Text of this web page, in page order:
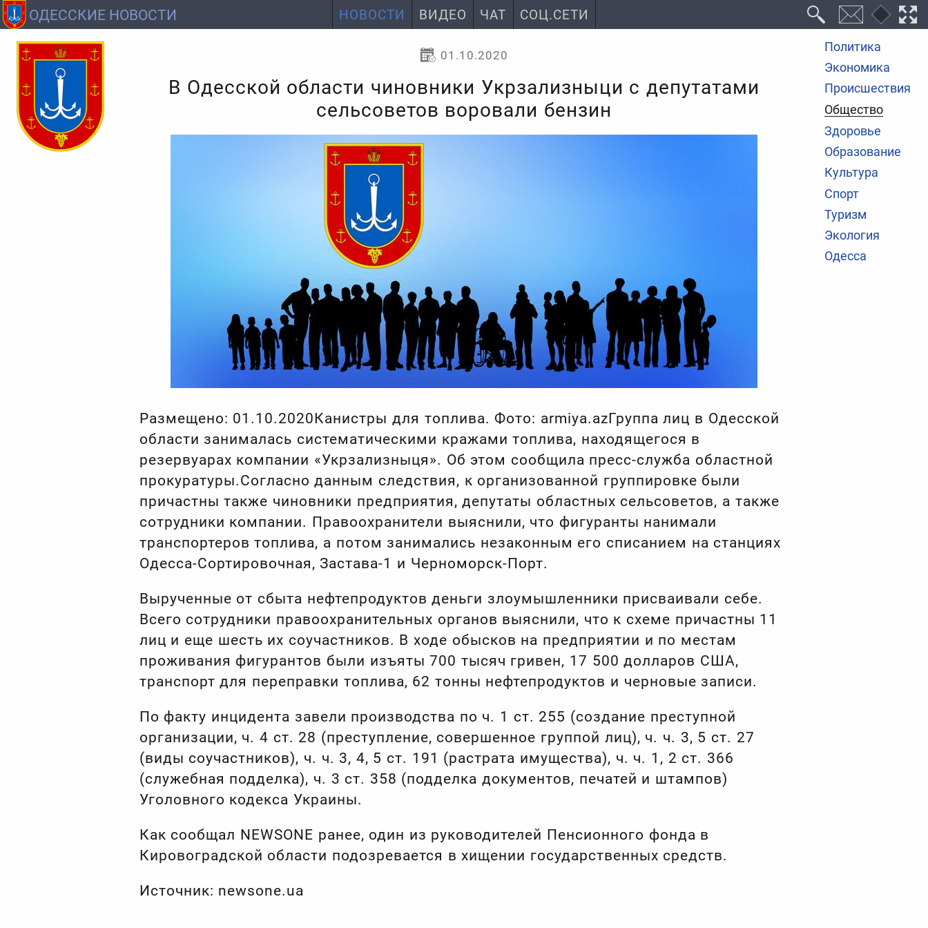
ОДЕССКИЕ НОВОСТИ НОВОСТИ ВИДЕО ЧАТ СОЦ.СЕТИ
Политика
Экономика
Происшествия
Общество
Здоровье
Образование
Культура
Спорт
Туризм
Экология
Одесса
01.10.2020
В Одесской области чиновники Укрзализныци с депутатами
сельсоветов воровали бензин
Размещено: 01.10.2020Канистры для топлива. Фото: armiya.azГруппа лиц в Одесской
области занималась систематическими кражами топлива, находящегося в
резервуарах компании «Укрзализныця». Об этом сообщила пресс-служба областной
прокуратуры.Согласно данным следствия, к организованной группировке были
причастны также чиновники предприятия, депутаты областных сельсоветов, а также
сотрудники компании. Правоохранители выяснили, что фигуранты нанимали
транспортеров топлива, а потом занимались незаконным его списанием на станциях
Одесса-Сортировочная, Застава-1 и Черноморск-Порт.
Вырученные от сбыта нефтепродуктов деньги злоумышленники присваивали себе.
Всего сотрудники правоохранительных органов выяснили, что к схеме причастны 11
лиц и еще шесть их соучастников. В ходе обысков на предприятии и по местам
проживания фигурантов были изъяты 700 тысяч гривен, 17 500 долларов США,
транспорт для переправки топлива, 62 тонны нефтепродуктов и черновые записи.
По факту инцидента завели производства по ч. 1 ст. 255 (создание преступной
организации, ч. 4 ст. 28 (преступление, совершенное группой лиц), ч. ч. 3, 5 ст. 27
(виды соучастников), ч. ч. 3, 4, 5 ст. 191 (растрата имущества), ч. ч. 1, 2 ст. 366
(служебная подделка), ч. 3 ст. 358 (подделка документов, печатей и штампов)
Уголовного кодекса Украины.
Как сообщал NEWSONE ранее, один из руководителей Пенсионного фонда в
Кировоградской области подозревается в хищении государственных средств.
Источник: newsone.ua